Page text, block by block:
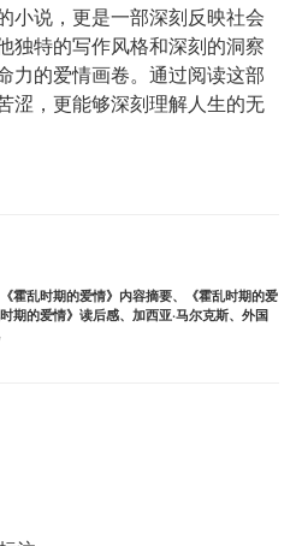
小说，更是一部深刻反映社会
独特的写作风格和深刻的洞察
力的爱情画卷。通过阅读这部
涩，更能够深刻理解人生的无
《霍乱时期的爱情》内容摘要、
《霍乱时期的爱
时期的爱情》读后感、 加西亚·马尔克斯、 外国